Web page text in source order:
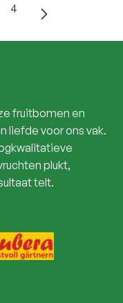
4
fruitbomen en
liefde voor ons vak.
plukt,
telt.